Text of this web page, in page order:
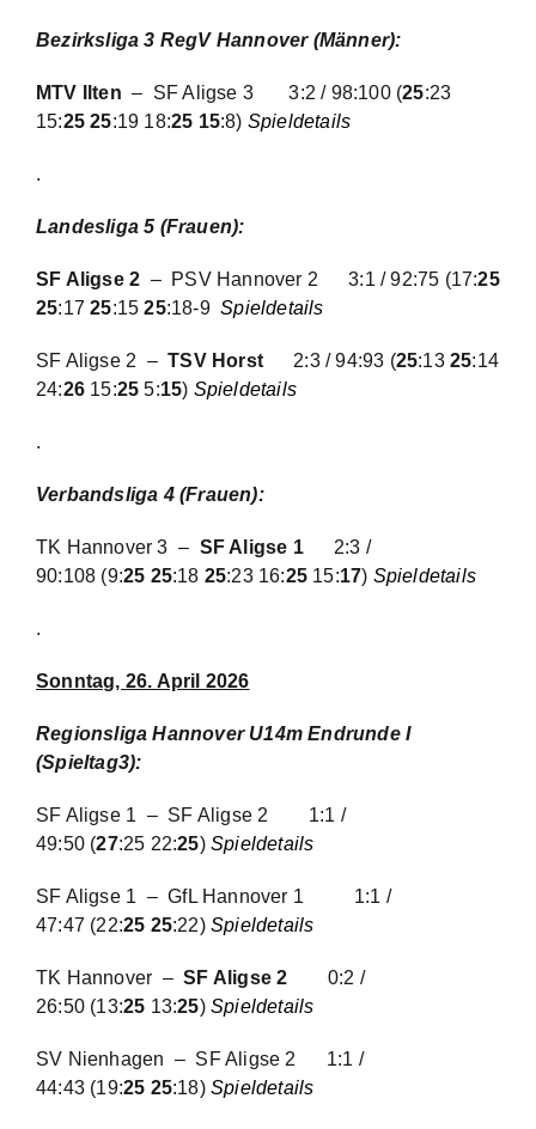
Bezirksliga 3 RegV Hannover (Männer):
MTV Ilten – SF Aligse 33:2 / 98:100 (25:23
15:25 25:19 18:25 15:8) Spieldetails
.
Landesliga 5 (Frauen):
SF Aligse 2 – PSV Hannover 2 3:1 / 92:75 (17:25
25:1725:1525:18-9Spieldetails
SF Aligse 2 –TSV Horst 2:3 / 94:93 (25:1325:14
24:26 15:25 5:15) Spieldetails
.
Verbandsliga 4 (Frauen):
TK Hannover 3 – SF Aligse 1
2:3 /
90:108 (9:25 25:18 25:23 16:25 15:17) Spieldetails
.
Sonntag, 26. April 2026
Regionsliga Hannover U14m Endrunde I
(Spieltag3):
SF Aligse 1 – SF Aligse 2 1:1 /
49:50 (27:25 22:25) Spieldetails
SF Aligse 1 – GfL Hannover 1 1:1 /
47:47 (22:25 25:22) Spieldetails
TK Hannover –SF Aligse 2
0:2 /
26:50 (13:25 13:25) Spieldetails
SV Nienhagen – SF Aligse 2 1:1 /
44:43 (19:25 25:18) Spieldetails